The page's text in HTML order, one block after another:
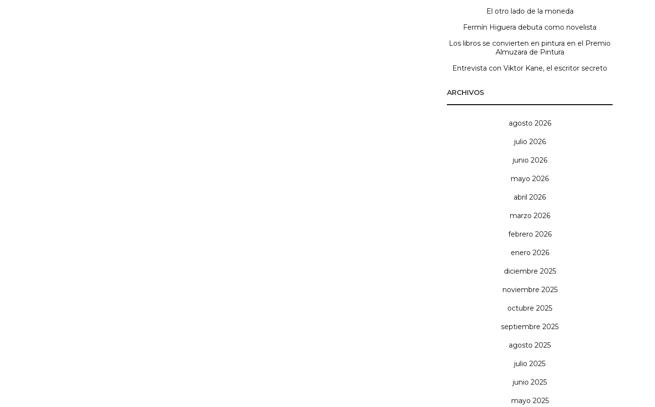
El otro lado de la moneda
Fermín Higuera debuta como novelista
Los libros se convierten en pintura en el Premio
Almuzara de Pintura
Entrevista con Viktor Kane, el escritor secreto
ARCHIVOS
agosto 2026
julio 2026
junio 2026
mayo 2026
abril 2026
marzo 2026
febrero 2026
enero 2026
diciembre 2025
noviembre 2025
octubre 2025
septiembre 2025
agosto 2025
julio 2025
junio 2025
mayo 2025